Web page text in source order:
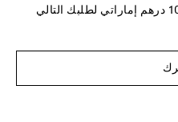
سجل و احصل على خصم بقيمة 100 درهم إماراتي لطلبك التالي